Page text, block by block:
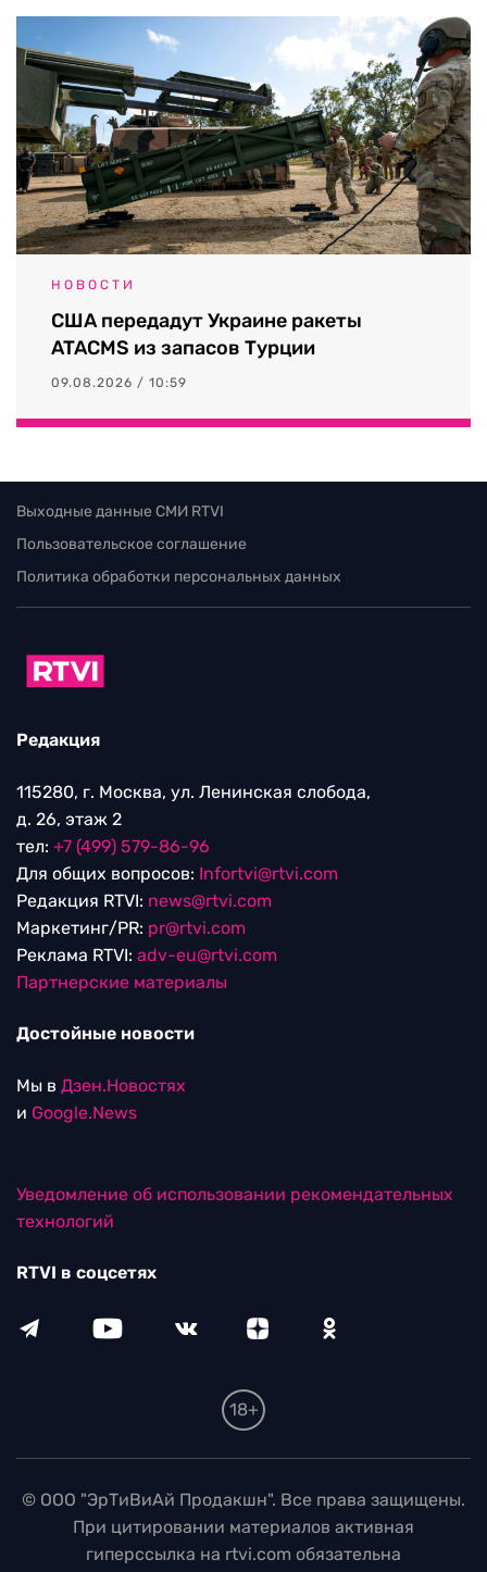
НОВОСТИ
США передадут Украине ракеты
ATACMS из запасов Турции
09.08.2026 / 10:59
Выходные данные СМИ RTVI
Пользовательское соглашение
Политика обработки персональных данных
Редакция
115280, г. Москва, ул. Ленинская слобода,
д. 26, этаж 2
тел: +7 (499) 579-86-96
Для общих вопросов: Infortvi@rtvi.com
Редакция RTVI: news@rtvi.com
Маркетинг/PR: pr@rtvi.com
Реклама RTVI: adv-eu@rtvi.com
Партнерские материалы
Достойные новости
Мы в Дзен.Новостях
и Google.News
Уведомление об использовании рекомендательных
технологий
RTVI в соцсетях
18+
© ООО "ЭрТиВиАй Продакшн". Все права защищены.
При цитировании материалов активная
гиперссылка на rtvi.com обязательна